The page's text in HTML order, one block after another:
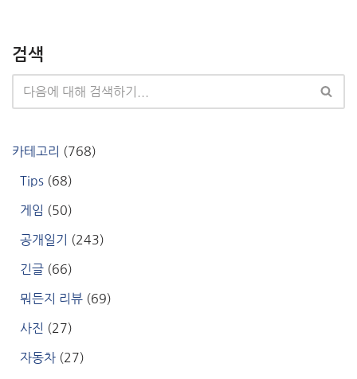
검색
카테고리 (768)
Tips (68)
게임 (50)
공개일기 (243)
긴글 (66)
뭐든지 리뷰 (69)
사진 (27)
자동차 (27)